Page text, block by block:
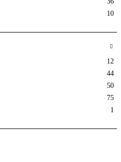
10
12
44
50
75
1